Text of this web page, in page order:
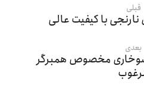
قبلی
با کیفیت عالی
بعدی
مخصوص همبرگر